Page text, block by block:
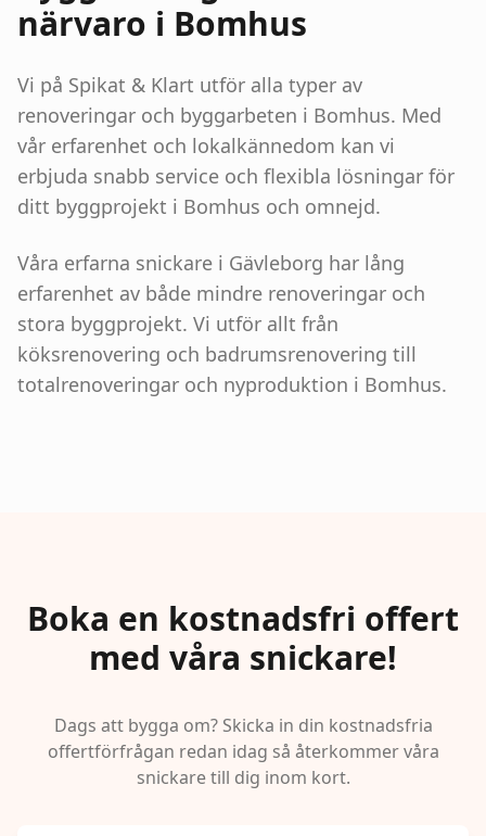
närvaro i Bomhus
Vi på Spikat & Klart utför alla typer av
renoveringar och byggarbeten i Bomhus. Med
vår erfarenhet och lokalkännedom kan vi
erbjuda snabb service och flexibla lösningar för
ditt byggprojekt i Bomhus och omnejd.
Våra erfarna snickare i Gävleborg har lång
erfarenhet av både mindre renoveringar och
stora byggprojekt. Vi utför allt från
köksrenovering och badrumsrenovering till
totalrenoveringar och nyproduktion i Bomhus.
Boka en kostnadsfri offert
med våra snickare!
Dags att bygga om? Skicka in din kostnadsfria
offertförfrågan redan idag så återkommer våra
snickare till dig inom kort.